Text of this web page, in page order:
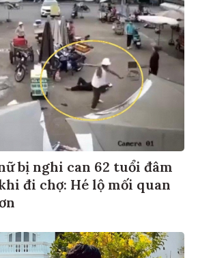
bị nghi can 62 tuổi đâm
đi chợ: Hé lộ mối quan